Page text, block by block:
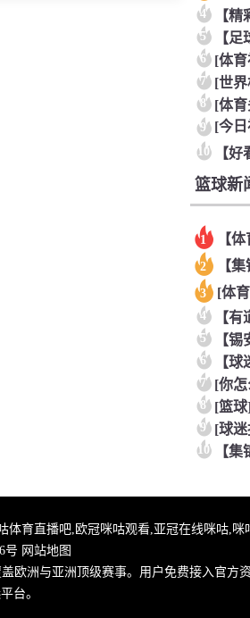
4
5
6
7
8
9
10
篮球新
1
2
3
4
5
6
7
8
9
10
育直播吧,欧冠咪咕观看,亚冠在线咪咕,
号 网站地图
欧洲与亚洲顶级赛事。用户免费接入官方
台。